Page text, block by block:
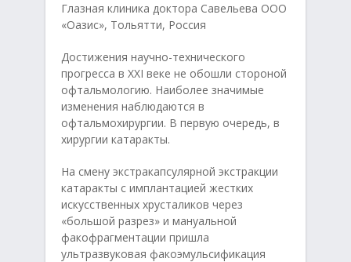
Глазная клиника доктора Савельева ООО
«Оазис», Тольятти, Россия
Достижения научно-технического
прогресса в XXI веке не обошли стороной
офтальмологию. Наиболее значимые
изменения наблюдаются в
офтальмохирургии. В первую очередь, в
хирургии катаракты.
На смену экстракапсулярной экстракции
катаракты с имплантацией жестких
искусственных хрусталиков через
«большой разрез» и мануальной
факофрагментации пришла
ультразвуковая факоэмульсификация